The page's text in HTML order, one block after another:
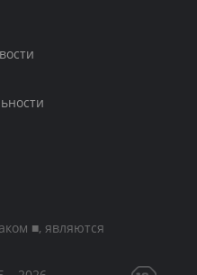
■, являются